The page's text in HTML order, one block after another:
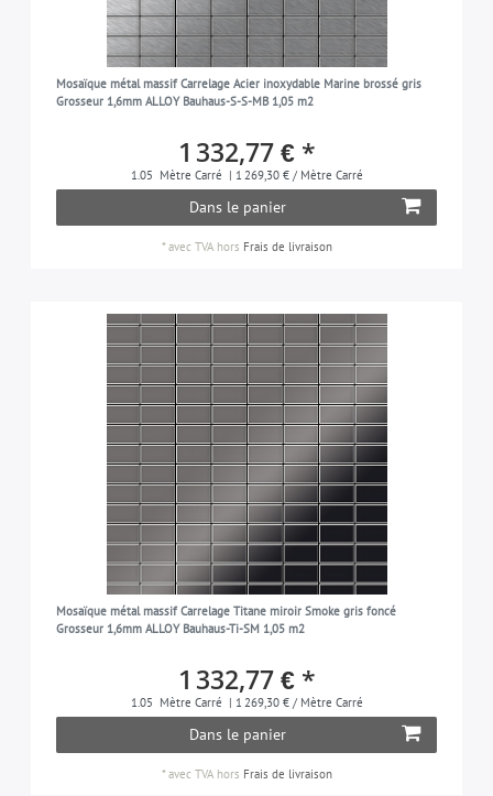
Mosaïque métal massif Carrelage Acier inoxydable Marine brossé gris
Grosseur 1,6mm ALLOY Bauhaus-S-S-MB 1,05 m2
1 332,77 € *
1.05 Mètre Carré | 1 269,30 € / Mètre Carré
Dans le panier
*avec TVAhors Frais de livraison
Mosaïque métal massif Carrelage Titane miroir Smoke gris foncé
Grosseur 1,6mm ALLOY Bauhaus-Ti-SM 1,05 m2
1 332,77 € *
1.05 Mètre Carré | 1 269,30 € / Mètre Carré
Dans le panier
*avec TVAhors Frais de livraison